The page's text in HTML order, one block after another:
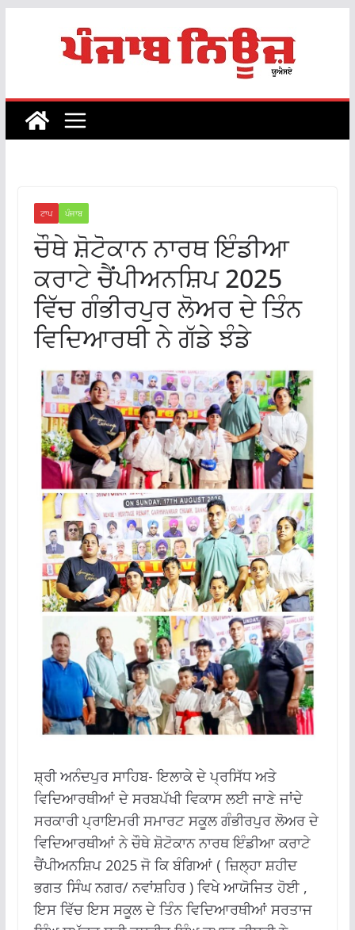
ਟਾਪ ਪੰਜਾਬ
ਚੌਥੇ ਸ਼ੋਟੋਕਾਨ ਨਾਰਥ ਇੰਡੀਆ
ਕਰਾਟੇ ਚੈਂਪੀਅਨਸ਼ਿਪ 2025
ਵਿੱਚ ਗੰਭੀਰਪੁਰ ਲੋਅਰ ਦੇ ਤਿੰਨ
ਵਿਦਿਆਰਥੀ ਨੇ ਗੱਡੇ ਝੰਡੇ
ਸ਼੍ਰੀ ਅਨੰਦਪੁਰ ਸਾਹਿਬ- ਇਲਾਕੇ ਦੇ ਪ੍ਰਸਿੱਧ ਅਤੇ
ਵਿਦਿਆਰਥੀਆਂ ਦੇ ਸਰਬਪੱਖੀ ਵਿਕਾਸ ਲਈ ਜਾਣੇ ਜਾਂਦੇ
ਸਰਕਾਰੀ ਪ੍ਰਾਇਮਰੀ ਸਮਾਰਟ ਸਕੂਲ ਗੰਭੀਰਪੁਰ ਲੋਅਰ ਦੇ
ਵਿਦਿਆਰਥੀਆਂ ਨੇ ਚੌਥੇ ਸ਼ੋਟੋਕਾਨ ਨਾਰਥ ਇੰਡੀਆ ਕਰਾਟੇ
ਚੈਂਪੀਅਨਸ਼ਿਪ 2025 ਜੋ ਕਿ ਬੰਗਿਆਂ ( ਜ਼ਿਲ੍ਹਾ ਸ਼ਹੀਦ
ਭਗਤ ਸਿੰਘ ਨਗਰ/ ਨਵਾਂਸ਼ਹਿਰ ) ਵਿਖੇ ਆਯੋਜਿਤ ਹੋਈ ,
ਇਸ ਵਿੱਚ ਇਸ ਸਕੂਲ ਦੇ ਤਿੰਨ ਵਿਦਿਆਰਥੀਆਂ ਸਰਤਾਜ